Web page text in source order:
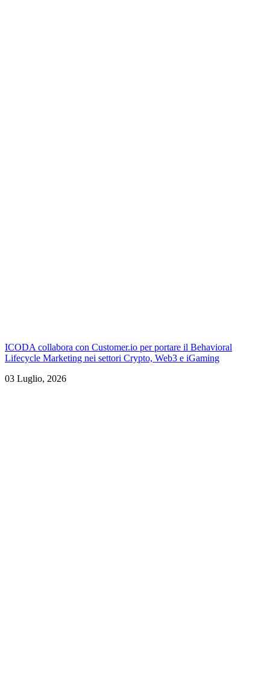
ICODA collabora con Customer.io per portare il Behavioral
Lifecycle Marketing nei settori Crypto, Web3 e iGaming
03 Luglio, 2026